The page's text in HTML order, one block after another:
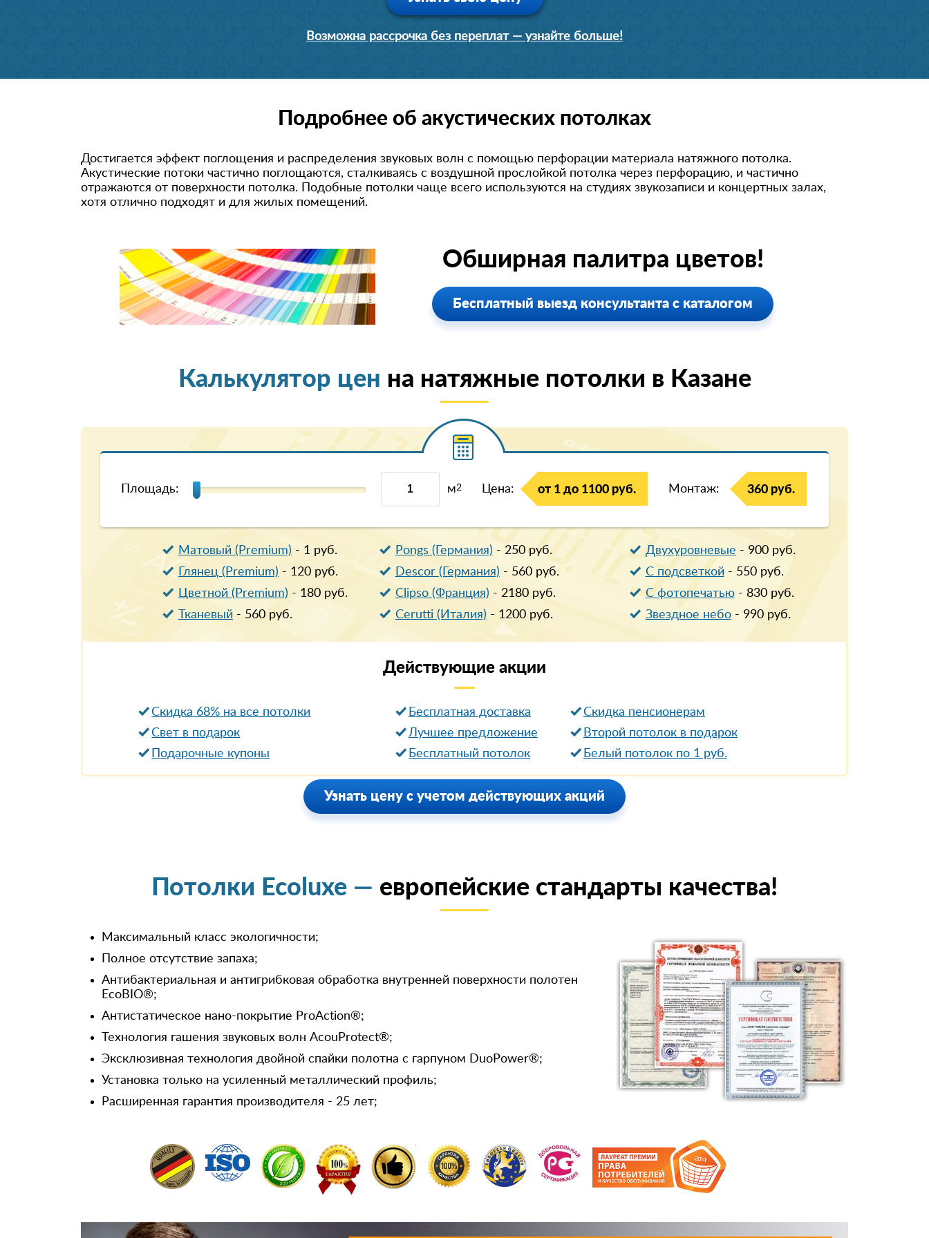
Возможна рассрочка без переплат — узнайте больше!
Подробнее об акустических потолках
Достигается эффект поглощения и распределения звуковых волн с помощью перфорации материала натяжного потолка.
Акустические потоки частично поглощаются, сталкиваясь с воздушной прослойкой потолка через перфорацию, и частично
отражаются от поверхности потолка. Подобные потолки чаще всего используются на студиях звукозаписи и концертных залах,
хотя отлично подходят и для жилых помещений.
Обширная палитра цветов!
Бесплатный выезд консультанта с каталогом
Калькулятор цен на натяжные потолки в Казанe
Площадь: м2 Цена: от 1 до 1100 руб. Монтаж: 360 руб.
Матовый (Premium) - 1руб. Двухуровневые - 900руб.
Pongs (Германия) - 250руб.
Глянец (Premium) - 120руб. С подсветкой- 550руб.
Descor (Германия) - 560руб.
Цветной (Premium) - 180руб. С фотопечатью- 830руб.
Clipso (Франция) - 2180руб.
Тканевый- 560руб. Звездное небо- 990руб.
Cerutti (Италия) - 1200руб.
Действующие акции
Скидка 68% на все потолки Бесплатная доставка
Cкидка пенсионерам
Свет в подарок
Лучшее предложение
Второй потолок в подарок
Подарочные купоны
Бесплатный потолок Белый потолок по 1 руб.
Узнать цену с учетом действующих акций
Потолки Ecoluxe — европейские стандарты качества!
Максимальный класс экологичности;
Полное отсутствие запаха;
Антибактериальная и антигрибковая обработка внутренней поверхности полотен
EcoBIO®;
Антистатическое нано-покрытие ProAction®;
Технология гашения звуковых волн AcouProtect®;
Эксклюзивная технология двойной спайки полотна с гарпуном DuoPower®;
Установка только на усиленный металлический профиль;
Расширенная гарантия производителя - 25 лет;